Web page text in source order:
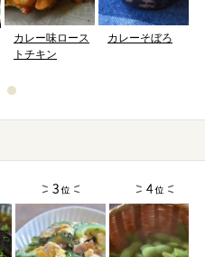
カレー味ロース
トチキン
カレーそぼろ